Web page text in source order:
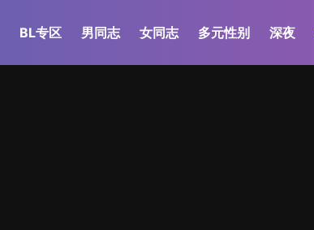
BL专区 男同志 女同志 多元性别 深夜